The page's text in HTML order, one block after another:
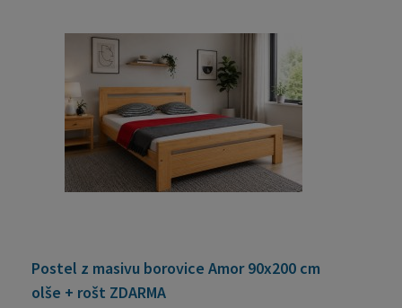
Postel z masivu borovice Amor 90x200 cm
olše + rošt ZDARMA